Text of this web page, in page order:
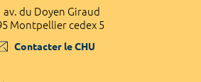
av. du Doyen Giraud
Montpellier cedex 5
Contacter le CHU